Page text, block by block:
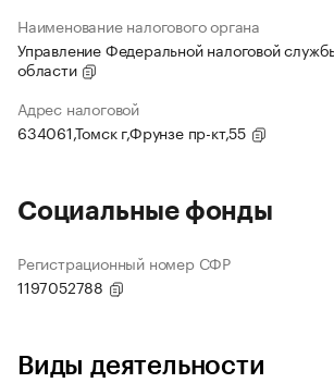
Наименование налогового органа
Управление Федеральной налоговой
области
Адрес налоговой
634061,Томск г,Фрунзе пр-кт,55
Социальные фонды
Регистрационный номер СФР
1197052788
Виды деятельности